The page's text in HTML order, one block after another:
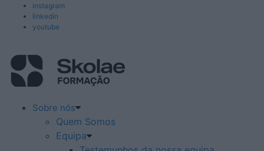
instagram
linkedin
youtube
Sobre nós
Quem Somos
Equipa